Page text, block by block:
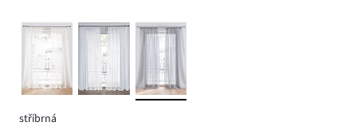
stříbrná